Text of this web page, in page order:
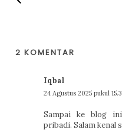
2 KOMENTAR
Iqbal
24 Agustus 2025 pukul
Sampai ke blog
pribadi. Salam kenal